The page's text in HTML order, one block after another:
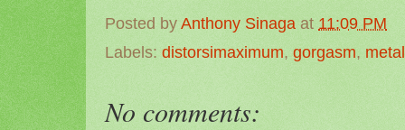
Posted by Anthony Sinaga at 11:09 PM
Labels: distorsimaximum, gorgasm, metal
No comments: